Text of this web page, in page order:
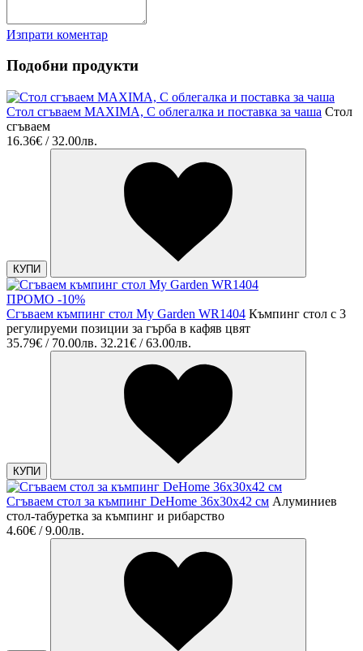
Изпрати коментар
Подобни продукти
Стол сгъваем MAXIMA, С облегалка и поставка за чаша Стол
сгъваем
16.36€ / 32.00лв.
КУПИ
ПРОМО -10%
Сгъваем къмпинг стол My Garden WR1404 Къмпинг стол с 3
регулируеми позиции за гърба в кафяв цвят
35.79€ / 70.00лв. 32.21€ / 63.00лв.
КУПИ
Сгъваем стол за къмпинг DeHome 36х30х42 см Алуминиев
стол-табуретка за къмпинг и рибарство
4.60€ / 9.00лв.